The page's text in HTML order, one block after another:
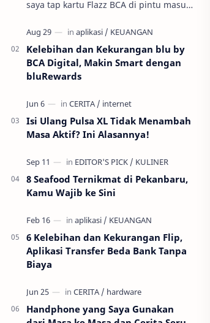
saya tap kartu Flazz BCA di pintu masuk
nggak mungkin muter balik. P…
Kelebihan dan Kekurangan blu by
BCA Digital, Makin Smart dengan
bluRewards
Isi Ulang Pulsa XL Tidak Menambah
Masa Aktif? Ini Alasannya!
8 Seafood Ternikmat di Pekanbaru,
Kamu Wajib ke Sini
6 Kelebihan dan Kekurangan Flip,
Aplikasi Transfer Beda Bank Tanpa
Biaya
Handphone yang Saya Gunakan